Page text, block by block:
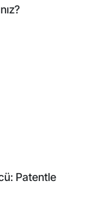
Patentle